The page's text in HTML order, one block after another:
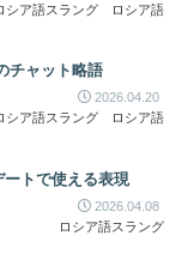
シア語スラング ロシア語
チャット略語
2026.04.20
シア語スラング ロシア語
トで使える表現
2026.04.08
ロシア語スラング